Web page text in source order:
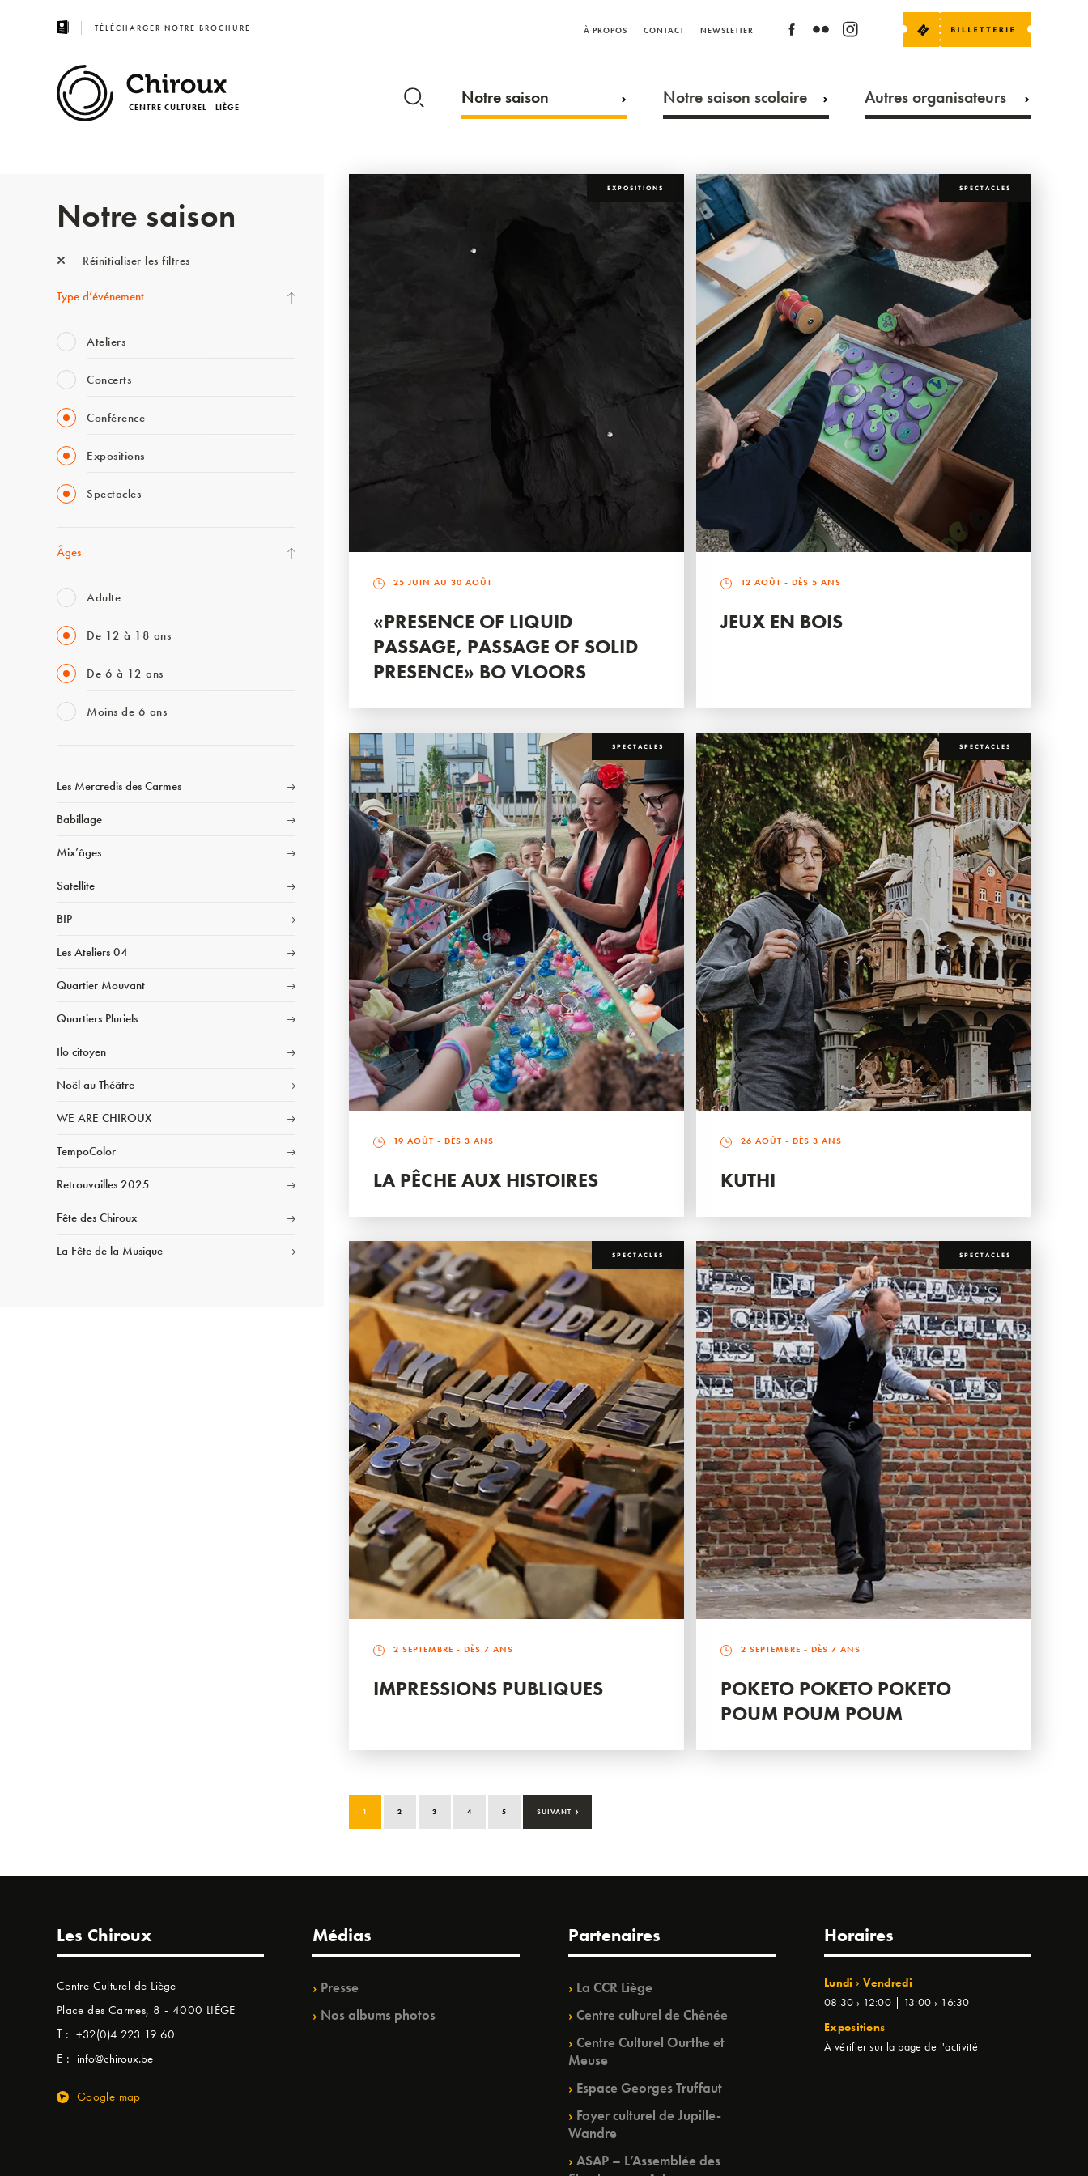
TÉLÉCHARGER NOTRE BROCHURE À PROPOS CONTACT NEWSLETTER
CENTRE CULTUREL - LIÈGE Notre saison Notre saison scolaire Autres organisateurs
Notre saison
Réinitialiser les filtres
Type d’événement
Ateliers
Concerts
Conférence
Expositions
Spectacles
Âges
Adulte
De 12 à 18 ans
De 6 à 12 ans
Moins de 6 ans
Les Mercredis des Carmes
Babillage
Mix’âges
Satellite
BIP
Les Ateliers 04
Quartier Mouvant
Quartiers Pluriels
Ilo citoyen
Noël au Théâtre
WE ARE CHIROUX
TempoColor
Retrouvailles 2025
Fête des Chiroux
La Fête de la Musique
EXPOSITIONS
25 JUIN AU 30 AOÛT
«PRESENCE OF LIQUID
PASSAGE, PASSAGE OF SOLID
PRESENCE» BO VLOORS
SPECTACLES
12 AOÛT - DÈS 5 ANS
JEUX EN BOIS
SPECTACLES
19 AOÛT - DÈS 3 ANS
LA PÊCHE AUX HISTOIRES
SPECTACLES
26 AOÛT - DÈS 3 ANS
KUTHI
SPECTACLES
2 SEPTEMBRE - DÈS 7 ANS
IMPRESSIONS PUBLIQUES
SPECTACLES
2 SEPTEMBRE - DÈS 7 ANS
POKETO POKETO POKETO
POUM POUM POUM
1 2 3 4 5 SUIVANT ›
Les Chiroux
Centre Culturel de Liège
Place des Carmes, 8 - 4000 LIÈGE
T : +32(0)4 223 19 60
E : info@chiroux.be
Google map
Médias
Presse
Nos albums photos
Partenaires
La CCR Liège
Centre culturel de Chênée
Centre Culturel Ourthe et
Meuse
Espace Georges Truffaut
Foyer culturel de Jupille-
Wandre
ASAP – L’Assemblée des
Horaires
Lundi › Vendredi
08:30 › 12:00 | 13:00 › 16:30
Expositions
À vérifier sur la page de l'activité